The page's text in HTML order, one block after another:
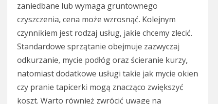
zaniedbane lub wymaga gruntownego
czyszczenia, cena może wzrosnąć. Kolejnym
czynnikiem jest rodzaj usług, jakie chcemy zlecić.
Standardowe sprzątanie obejmuje zazwyczaj
odkurzanie, mycie podłóg oraz ścieranie kurzy,
natomiast dodatkowe usługi takie jak mycie okien
czy pranie tapicerki mogą znacząco zwiększyć
koszt. Warto również zwrócić uwagę na